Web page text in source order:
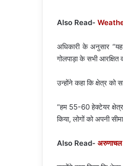
Also Read-
अधिकारी के अनुसार
गोलपाड़ा के सभी
उन्होंने कहा कि क्षेत्र को
“हम 55-60 हेक्टेयर
किया, लोगों को अपनी
Also Read- अरुणाचल